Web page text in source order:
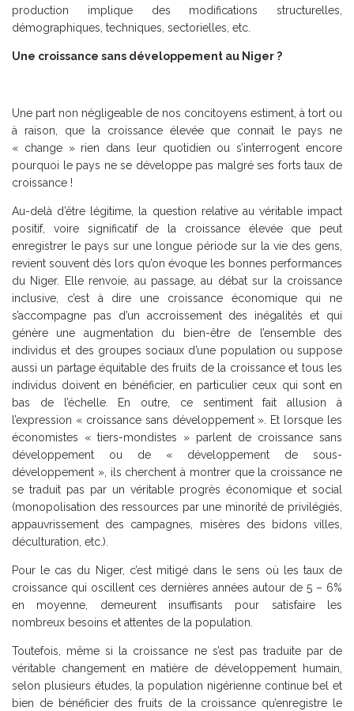
production implique des modifications structurelles,
démographiques, techniques, sectorielles, etc.
Une croissance sans développement au Niger ?
Une part non négligeable de nos concitoyens estiment, à tort ou
à raison, que la croissance élevée que connait le pays ne
« change » rien dans leur quotidien ou s’interrogent encore
pourquoi le pays ne se développe pas malgré ses forts taux de
croissance !
Au-delà d’être légitime, la question relative au véritable impact
positif, voire significatif de la croissance élevée que peut
enregistrer le pays sur une longue période sur la vie des gens,
revient souvent dès lors qu’on évoque les bonnes performances
du Niger. Elle renvoie, au passage, au débat sur la croissance
inclusive, c’est à dire une croissance économique qui ne
s’accompagne pas d’un accroissement des inégalités et qui
génère une augmentation du bien-être de l’ensemble des
individus et des groupes sociaux d’une population ou suppose
aussi un partage équitable des fruits de la croissance et tous les
individus doivent en bénéficier, en particulier ceux qui sont en
bas de l’échelle. En outre, ce sentiment fait allusion à
l’expression « croissance sans développement ». Et lorsque les
économistes « tiers-mondistes » parlent de croissance sans
développement ou de « développement de sous-
développement », ils cherchent à montrer que la croissance ne
se traduit pas par un véritable progrès économique et social
(monopolisation des ressources par une minorité de privilégiés,
appauvrissement des campagnes, misères des bidons villes,
déculturation, etc.).
Pour le cas du Niger, c’est mitigé dans le sens où les taux de
croissance qui oscillent ces dernières années autour de 5 – 6%
en moyenne, demeurent insuffisants pour satisfaire les
nombreux besoins et attentes de la population.
Toutefois, même si la croissance ne s’est pas traduite par de
véritable changement en matière de développement humain,
selon plusieurs études, la population nigérienne continue bel et
bien de bénéficier des fruits de la croissance qu’enregistre le